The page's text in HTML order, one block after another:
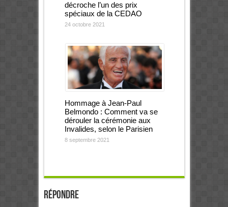
décroche l’un des prix
spéciaux de la CEDAO
24 octobre 2021
Hommage à Jean-Paul
Belmondo : Comment va se
dérouler la cérémonie aux
Invalides, selon le Parisien
8 septembre 2021
Répondre